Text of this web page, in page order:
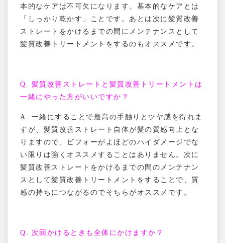
TOP
本的なケアは不可欠になります。基本的なケアとは
「しっかり乾かす」ことです。あとは次に髪質改善
ストレートをかけるまでの間にメンテナンスとして
髪質改善トリートメントをするのもオススメです。
Q. 髪質改善ストレートと髪質改善トリートメントは
一緒にやった方がいいですか？
A. 一緒にすることで最高の手触りとツヤ感を得れま
すが、髪質改善ストレート自体が髪の質感向上とな
りますので、ビフォーがよほどのハイダメージでな
い限りは強くオススメすることはありません。次に
髪質改善ストレートをかけるまでの間のメンテナン
スとして髪質改善トリートメントをすることで、質
感の持ちにつながるのでそちらがオススメです。
Q. 次回かけるときも全体にかけますか？